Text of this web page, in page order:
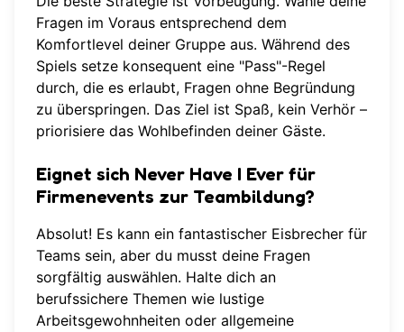
Fragen im Voraus entsprechend dem
Komfortlevel deiner Gruppe aus. Während des
Spiels setze konsequent eine "Pass"-Regel
durch, die es erlaubt, Fragen ohne Begründung
zu überspringen. Das Ziel ist Spaß, kein Verhör –
priorisiere das Wohlbefinden deiner Gäste.
Eignet sich Never Have I Ever für
Firmenevents zur Teambildung?
Absolut! Es kann ein fantastischer Eisbrecher für
Teams sein, aber du musst deine Fragen
sorgfältig auswählen. Halte dich an
berufssichere Themen wie lustige
Arbeitsgewohnheiten oder allgemeine